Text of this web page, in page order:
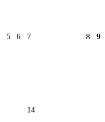
5 6 7 8 9
14